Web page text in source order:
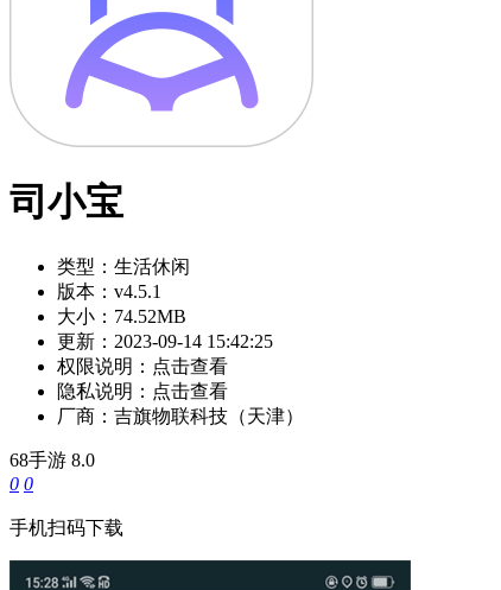
司小宝
类型： 生活休闲
版本： v4.5.1
大小： 74.52MB
更新： 2023-09-14 15:42:25
权限说明： 点击查看
隐私说明： 点击查看
厂商： 吉旗物联科技（天津）
68手游 8.0
0 0
手机扫码下载